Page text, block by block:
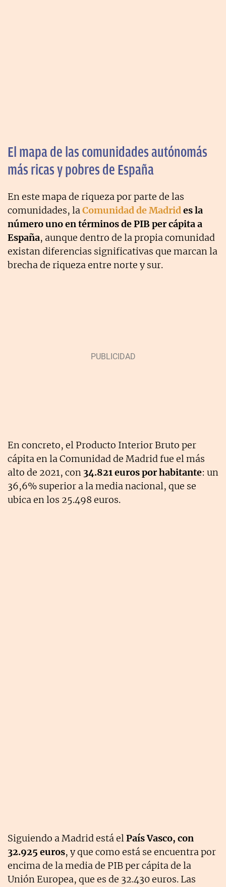
El mapa de las comunidades autónomás
más ricas y pobres de España
En este mapa de riqueza por parte de las
comunidades, laComunidad de Madrides la
número uno en términos de PIB per cápita a
España, aunque dentro de la propia comunidad
existan diferencias significativas que marcan la
brecha de riqueza entre norte y sur.
En concreto, el Producto Interior Bruto per
cápita en la Comunidad de Madrid fue el más
alto de 2021, con 34.821 euros por habitante: un
36,6% superior a la media nacional, que se
ubica en los 25.498 euros.
Siguiendo a Madrid está elPaís Vasco, con
32.925 euros, y que como está se encuentra por
encima de la media de PIB per cápita de la
Unión Europea, que es de 32.430 euros. Las